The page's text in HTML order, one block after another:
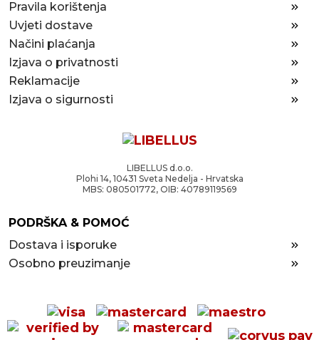
Pravila korištenja
Uvjeti dostave
Načini plaćanja
Izjava o privatnosti
Reklamacije
Izjava o sigurnosti
LIBELLUS d.o.o.
Plohi 14, 10431 Sveta Nedelja - Hrvatska
MBS: 080501772, OIB: 40789119569
PODRŠKA & POMOĆ
Dostava i isporuke
Osobno preuzimanje